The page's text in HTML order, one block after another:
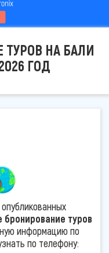
ТУРОВ НА БАЛИ
ГОД
бронирование туров
информацию по
по телефону: